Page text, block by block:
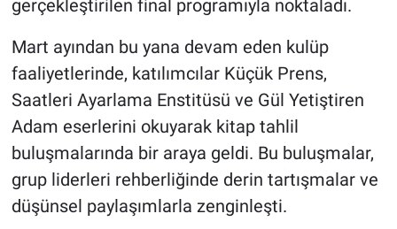
gerçekleştirilen final programıyla noktaladı.
Mart ayından bu yana devam eden kulüp
faaliyetlerinde, katılımcılar Küçük Prens,
Saatleri Ayarlama Enstitüsü ve Gül Yetiştiren
Adam eserlerini okuyarak kitap tahlil
buluşmalarında bir araya geldi. Bu buluşmalar,
grup liderleri rehberliğinde derin tartışmalar ve
düşünsel paylaşımlarla zenginleşti.